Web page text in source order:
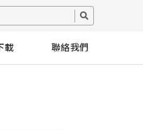
載 聯絡我們